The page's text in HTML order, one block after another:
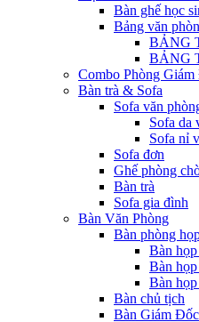
Bàn ghế học
Bảng văn
BẢNG
BẢNG
Combo Phòng
Bàn trà & Sofa
Sofa văn
Sofa da
Sofa nỉ
Sofa đơn
Ghế phòng
Bàn trà
Sofa gia đình
Bàn Văn Phòng
Bàn phòng
Bàn
Bàn
Bàn
Bàn chủ tịch
Bàn Giám Đốc